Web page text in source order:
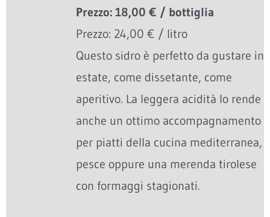
Prezzo: 18,00 € / bottiglia
Prezzo: 24,00 € / litro
Questo sidro è perfetto da gustare in
estate, come dissetante, come
aperitivo. La leggera acidità lo rende
anche un ottimo accompagnamento
per piatti della cucina mediterranea,
pesce oppure una merenda tirolese
con formaggi stagionati.